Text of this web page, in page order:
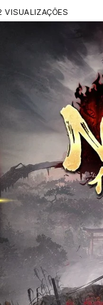
VISUALIZAÇÕES